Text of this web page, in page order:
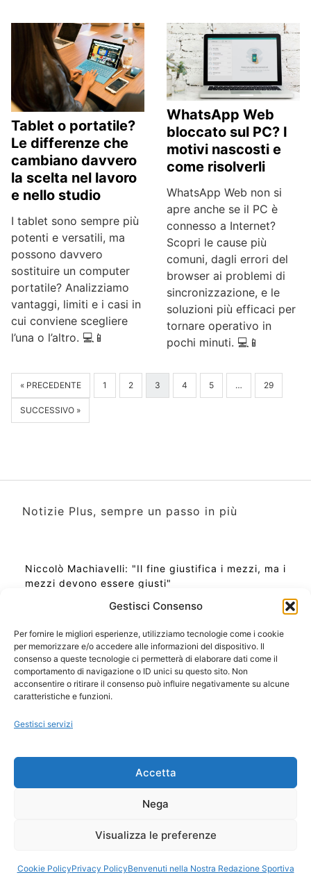
Gestisci Consenso
Per fornire le migliori esperienze, utilizziamo tecnologie come i cookie
per memorizzare e/o accedere alle informazioni del dispositivo. Il
consenso a queste tecnologie ci permetterà di elaborare dati come il
comportamento di navigazione o ID unici su questo sito. Non
acconsentire o ritirare il consenso può influire negativamente su alcune
caratteristiche e funzioni.
Gestisci servizi
Accetta
Nega
Visualizza le preferenze
Cookie PolicyPrivacy PolicyBenvenuti nella Nostra Redazione Sportiva
Tablet o portatile?
Le differenze che
cambiano davvero
la scelta nel lavoro
e nello studio
I tablet sono sempre più
potenti e versatili, ma
possono davvero
sostituire un computer
portatile? Analizziamo
vantaggi, limiti e i casi in
cui conviene scegliere
l’una o l’altro. 💻📱
WhatsApp Web
bloccato sul PC? I
motivi nascosti e
come risolverli
WhatsApp Web non si
apre anche se il PC è
connesso a Internet?
Scopri le cause più
comuni, dagli errori del
browser ai problemi di
sincronizzazione, e le
soluzioni più efficaci per
tornare operativo in
pochi minuti. 💻📱
« PRECEDENTE 1 2 3 4 5 … 29
SUCCESSIVO »
Notizie Plus, sempre un passo in più
Niccolò Machiavelli: "Il fine giustifica i mezzi, ma i
mezzi devono essere giusti"
Ora Esatta in Italia in questo momento
Ti Senti Strano Ultimamente? Potrebbe Essere per
la Risonanza di Schumann
Come Sapere Se Stai Ascendendo alla Quinta
Copyright 2026 NotiziePlus.com
📰 Contenuto Umano Verificato
Privacy Coockie
Pubblicità